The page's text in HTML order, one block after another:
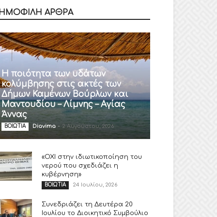
ΑΡΘΡΑ
Η ποιότητα των υδάτων
κολύμβησης στις ακτές των
Δήμων Καμένων Βούρλων και
Μαντουδίου – Λίμνης – Αγίας
Άννας
ΒΟΙΩΤΙΑ Diavima - 2 Αυγούστου, 2026
«ΟΧΙ στην ιδιωτικοποίηση του
νερού που σχεδιάζει η
κυβέρνηση»
ΒΟΙΩΤΙΑ 24 Ιουλίου, 2026
Συνεδριάζει τη Δευτέρα 20
Ιουλίου το Διοικητικό Συμβούλιο